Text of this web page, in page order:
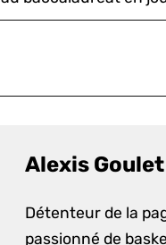
Alexis Goulet
Détenteur de la
passionné de